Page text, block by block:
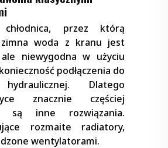
chłodnica, przez którą
zimna woda z kranu jest
niewygodna w użyciu
podłączenia do
Dlatego
znacznie częściej
są inne rozwiązania.
rozmaite radiatory,
wentylatorami.